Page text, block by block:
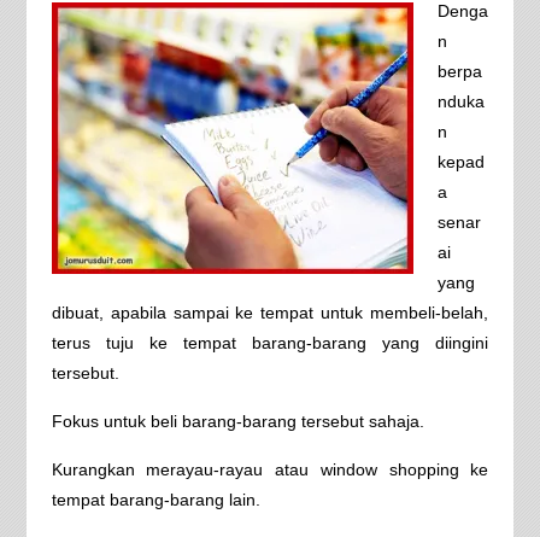
Denga
n
berpa
nduka
n
kepad
a
senar
ai
yang
dibuat, apabila sampai ke tempat untuk membeli-belah,
terus tuju ke tempat barang-barang yang diingini
tersebut.
Fokus untuk beli barang-barang tersebut sahaja.
Kurangkan merayau-rayau atau window shopping ke
tempat barang-barang lain.